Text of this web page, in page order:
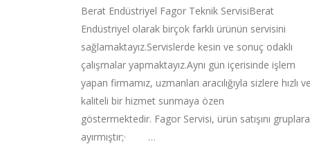
Berat Endüstriyel Fagor Teknik ServisiBerat
Endüstriyel olarak birçok farklı ürünün servisini
sağlamaktayız.Servislerde kesin ve sonuç odaklı
çalışmalar yapmaktayız.Aynı gün içerisinde işlem
yapan firmamız, uzmanları aracılığıyla sizlere hızlı
kaliteli bir hizmet sunmaya özen
göstermektedir. Fagor Servisi, ürün satışını gruplara
ayırmıştır;· …